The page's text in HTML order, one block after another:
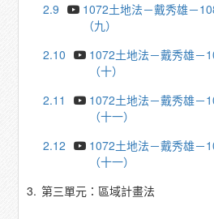
2.9
1072土地法－戴秀雄－
（九）
2.10
1072土地法－戴秀雄－
（十）
2.11
1072土地法－戴秀雄－
（十一）
2.12
1072土地法－戴秀雄－
（十一）
3. 第三單元：區域計畫法